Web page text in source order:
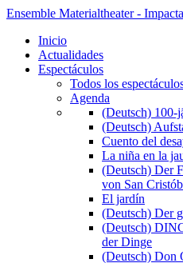
Ensemble Materialtheater -
Inicio
Actualidades
Espectáculos
Todos los
Agenda
(Deutsch) 100-
(Deutsch)
Cuento del
La niña en la
(Deutsch) Der
von San
El jardín
(Deutsch) Der
(Deutsch)
der Dinge
(Deutsch) Don